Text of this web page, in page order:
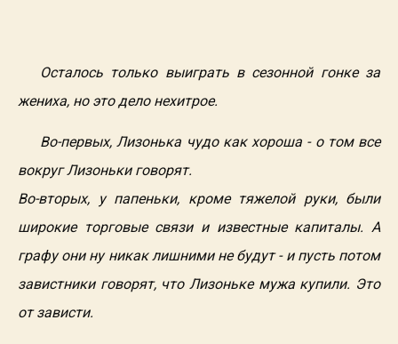
Осталось только выиграть в сезонной гонке за
жениха, но это дело нехитрое.
Во-первых, Лизонька чудо как хороша - о том все
вокруг Лизоньки говорят.
Во-вторых, у папеньки, кроме тяжелой руки, были
широкие торговые связи и известные капиталы. А
графу они ну никак лишними не будут - и пусть потом
завистники говорят, что Лизоньке мужа купили. Это
от зависти.